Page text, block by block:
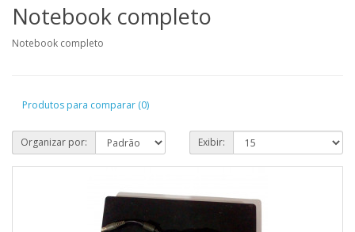
Notebook completo
Notebook completo
Produtos para comparar (0)
Organizar por: Exibir: